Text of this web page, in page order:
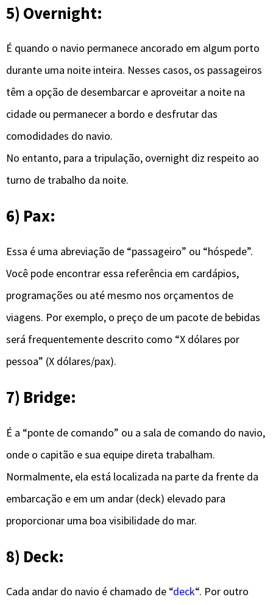
5) Overnight:
É quando o navio permanece ancorado em algum porto
durante uma noite inteira. Nesses casos, os passageiros
têm a opção de desembarcar e aproveitar a noite na
cidade ou permanecer a bordo e desfrutar das
comodidades do navio.
No entanto, para a tripulação, overnight diz respeito ao
turno de trabalho da noite.
6) Pax:
Essa é uma abreviação de “passageiro” ou “hóspede”.
Você pode encontrar essa referência em cardápios,
programações ou até mesmo nos orçamentos de
viagens. Por exemplo, o preço de um pacote de bebidas
será frequentemente descrito como “X dólares por
pessoa” (X dólares/pax).
7) Bridge:
É a “ponte de comando” ou a sala de comando do navio,
onde o capitão e sua equipe direta trabalham.
Normalmente, ela está localizada na parte da frente da
embarcação e em um andar (deck) elevado para
proporcionar uma boa visibilidade do mar.
8) Deck:
Cada andar do navio é chamado de “deck“. Por outro